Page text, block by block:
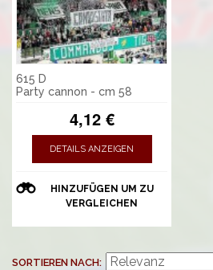
615 D
Party cannon - cm 58
4,12 €
DETAILS ANZEIGEN
HINZUFÜGEN UM ZU
VERGLEICHEN
SORTIEREN NACH